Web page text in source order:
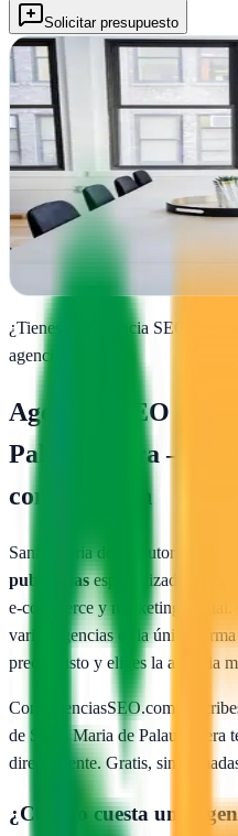
Solicitar presupuesto
KugiMedia
Santa Maria de
KugiMedia impulsa marcas en
estrategias digitales
y crecimiento real
Ver fichacompleta
¿Tienes una agencia SEO en
agencia gratis
Agencias SEO en
Palautordera —
contratación
Santa Maria de Palautordera
publicadasespecializadas en
e-commerce y marketing digital.
varias agencias es la única forma
precio justo y eliges la agencia
Con AgenciasSEO.com
de Santa Maria de Palautordera
directamente. Gratis, sin
¿Cuánto cuesta una